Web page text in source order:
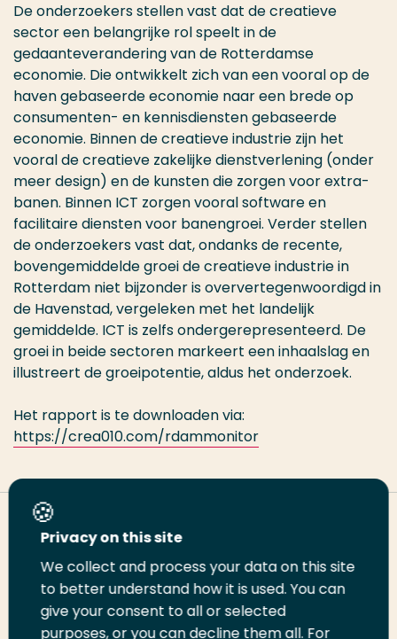
De onderzoekers stellen vast dat de creatieve
sector een belangrijke rol speelt in de
gedaanteverandering van de Rotterdamse
economie. Die ontwikkelt zich van een vooral op de
haven gebaseerde economie naar een brede op
consumenten- en kennisdiensten gebaseerde
economie. Binnen de creatieve industrie zijn het
vooral de creatieve zakelijke dienstverlening (onder
meer design) en de kunsten die zorgen voor extra-
banen. Binnen ICT zorgen vooral software en
facilitaire diensten voor banengroei. Verder stellen
de onderzoekers vast dat, ondanks de recente,
bovengemiddelde groei de creatieve industrie in
Rotterdam niet bijzonder is oververtegenwoordigd in
de Havenstad, vergeleken met het landelijk
gemiddelde. ICT is zelfs ondergerepresenteerd. De
groei in beide sectoren markeert een inhaalslag en
illustreert de groeipotentie, aldus het onderzoek.
Het rapport is te downloaden via:
https://crea010.com/rdammonitor
Deel deze pagina
DeelDeel
op
Deel
op
Email
deze
Print
deze
Privacy on this site
We collect and process your data on this site
to better understand how it is used. You can
give your consent to all or selected
purposes, or you can decline them all. For